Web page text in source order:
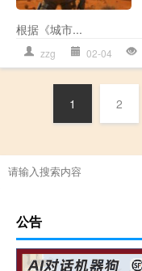
根据《城市...
zzg 02-04
1 2
公告